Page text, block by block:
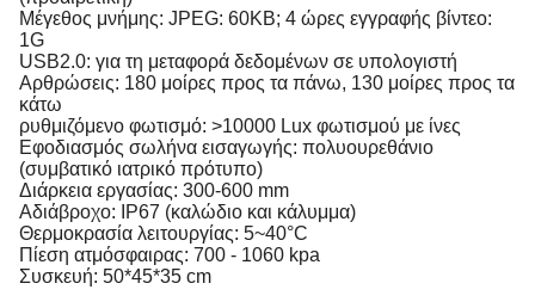
Μέγεθος μνήμης: JPEG: 60KB; 4 ώρες εγγραφής βίντεο:
1G
USB2.0: για τη μεταφορά δεδομένων σε υπολογιστή
Αρθρώσεις: 180 μοίρες προς τα πάνω, 130 μοίρες προς τα
κάτω
ρυθμιζόμενο φωτισμό: >10000 Lux φωτισμού με ίνες
Εφοδιασμός σωλήνα εισαγωγής: πολυουρεθάνιο
(συμβατικό ιατρικό πρότυπο)
Διάρκεια εργασίας: 300-600 mm
Αδιάβροχο: IP67 (καλώδιο και κάλυμμα)
Θερμοκρασία λειτουργίας: 5~40°C
Πίεση ατμόσφαιρας: 700 - 1060 kpa
Συσκευή: 50*45*35 cm